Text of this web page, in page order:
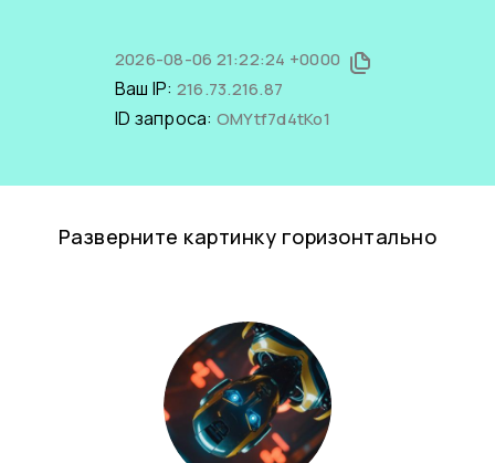
2026-08-06 21:22:24 +0000
Ваш IP: 216.73.216.87
ID запроса: OMYtf7d4tKo1
Разверните картинку горизонтально